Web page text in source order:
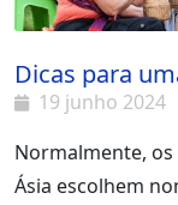
Dicas para
19 junho 2024
Normalmente,
Ásia escolhem